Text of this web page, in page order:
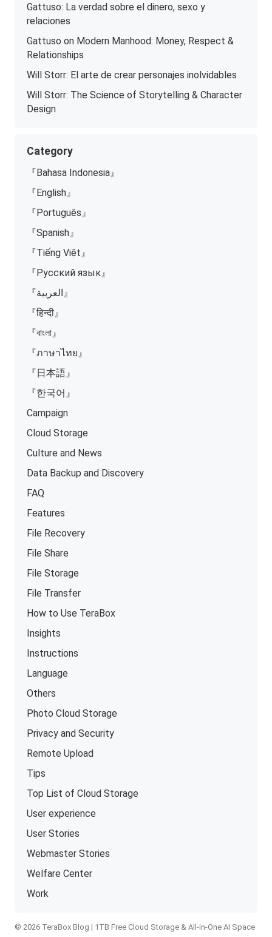
Gattuso: La verdad sobre el dinero, sexo y
relaciones
Gattuso on Modern Manhood: Money, Respect &
Relationships
Will Storr: El arte de crear personajes inolvidables
Will Storr: The Science of Storytelling & Character
Design
Category
『Bahasa Indonesia』
『English』
『Português』
『Spanish』
『Tiếng Việt』
『Русский язык』
『العربية』
『हिन्दी』
『বাংলা』
『ภาษาไทย』
『日本語』
『한국어』
Campaign
Cloud Storage
Culture and News
Data Backup and Discovery
FAQ
Features
File Recovery
File Share
File Storage
File Transfer
How to Use TeraBox
Insights
Instructions
Language
Others
Photo Cloud Storage
Privacy and Security
Remote Upload
Tips
Top List of Cloud Storage
User experience
User Stories
Webmaster Stories
Welfare Center
Work
© 2026 TeraBox Blog | 1TB Free Cloud Storage & All-in-One AI Space